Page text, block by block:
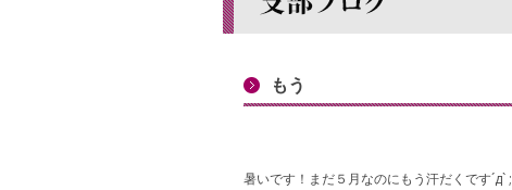
もう
暑いです！まだ５月なのにもう汗だくです´д` ;